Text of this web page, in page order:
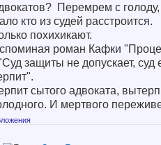
Перемрем с голоду,
кто из судей расстроится.
похихикают.
роман Кафки
защиты не допускает, суд
сытого адвоката,
И мертвого